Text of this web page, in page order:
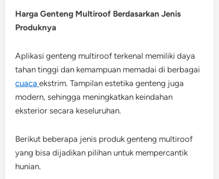
Harga Genteng Multiroof Berdasarkan Jenis
Produknya
Aplikasi genteng multiroof terkenal memiliki daya
tahan tinggi dan kemampuan memadai di berbagai
cuacaekstrim. Tampilan estetika genteng juga
modern, sehingga meningkatkan keindahan
eksterior secara keseluruhan.
Berikut beberapa jenis produk genteng multiroof
yang bisa dijadikan pilihan untuk mempercantik
hunian.